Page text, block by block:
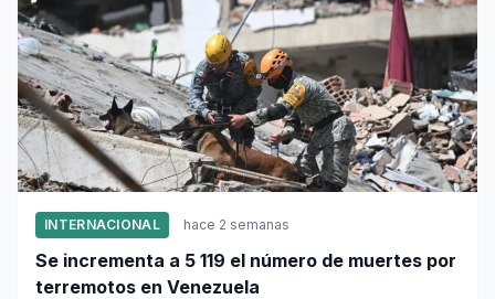
INTERNACIONAL hace 2 semanas
Se incrementa a 5 119 el número de muertes por
terremotos en Venezuela